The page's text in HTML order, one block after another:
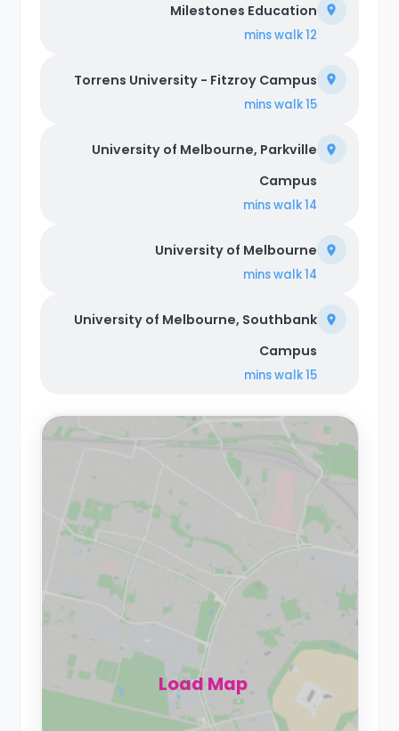
Milestones Education
12 mins
walk
Torrens University - Fitzroy Campus
15 mins
walk
University of Melbourne, Parkville
Campus
14 mins
walk
University of Melbourne
14 mins
walk
University of Melbourne, Southbank
Campus
15 mins
walk
Load Map